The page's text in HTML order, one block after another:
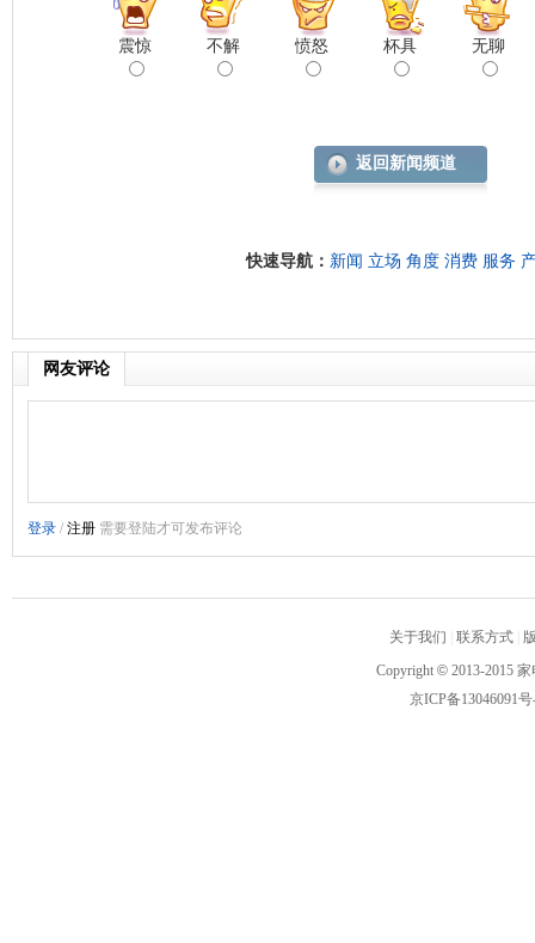
震惊 不解 愤怒 杯具 无聊
返回新闻频道
快速导航： 新闻 立场 角度 消费 服务
网友评论
关于我们 联系方式
Copyright © 2013-2015
京ICP备13046091号